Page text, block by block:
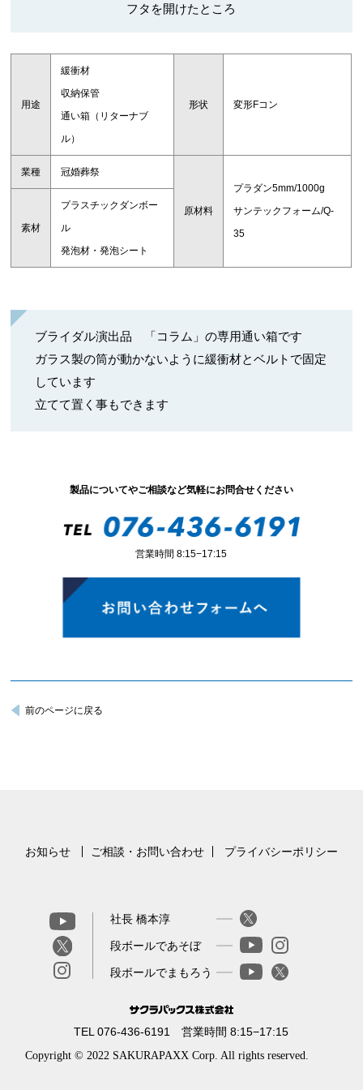
フタを開けたところ
用途
緩衝材
収納保管
通い箱（リターナブ
ル）
形状 変形Fコン
業種 冠婚葬祭
原材料
プラダン5mm/1000g
サンテックフォーム/Q-
35
素材
プラスチックダンボー
ル
発泡材・発泡シート
ブライダル演出品 「コラム」の専用通い箱です
ガラス製の筒が動かないように緩衝材とベルトで固定
しています
立てて置く事もできます
製品についてやご相談など気軽にお問合せください
営業時間 8:15−17:15
前のページに戻る
お知らせ ご相談・お問い合わせ プライバシーポリシー
社長 橋本淳
段ボールであそぼ
段ボールでまもろう
TEL 076-436-6191 営業時間 8:15−17:15
Copyright © 2022 SAKURAPAXX Corp. All rights reserved.